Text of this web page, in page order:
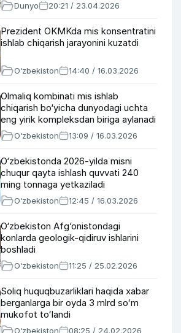
Dunyo 20:21 / 23.04.2026
Prezident OKMKda mis konsentratini
ishlab chiqarish jarayonini kuzatdi
O‘zbekiston 14:40 / 16.03.2026
Olmaliq kombinati mis ishlab
chiqarish bo‘yicha dunyodagi uchta
eng yirik kompleksdan biriga aylanadi
O‘zbekiston 13:09 / 16.03.2026
O‘zbekistonda 2026-yilda misni
chuqur qayta ishlash quvvati 240
ming tonnaga yetkaziladi
O‘zbekiston 12:45 / 16.03.2026
O‘zbekiston Afg‘onistondagi
konlarda geologik-qidiruv ishlarini
boshladi
O‘zbekiston 11:25 / 25.02.2026
Soliq huquqbuzarliklari haqida xabar
berganlarga bir oyda 3 mlrd soʻm
mukofot toʻlandi
O‘zbekiston 08:25 / 24.02.2026